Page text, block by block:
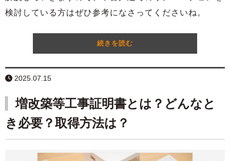
検討している方はぜひ参考になさってくださいね。
続きを読む
2025.07.15
増改築等工事証明書とは？どんなと
き必要？取得方法は？